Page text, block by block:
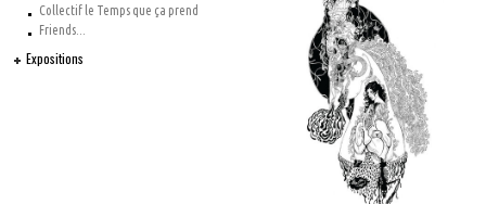
Collectif le Temps que ça prend
Friends...
Expositions